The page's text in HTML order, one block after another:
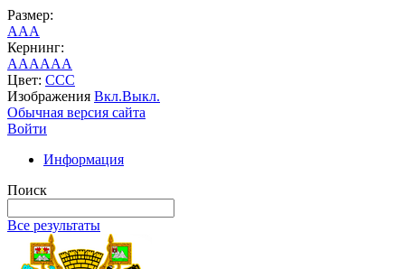
Размер:
AAA
Кернинг:
AAAAAA
Цвет: CCC
Изображения Вкл.Выкл.
Обычная версия сайта
Войти
Информация
Поиск
Все результаты